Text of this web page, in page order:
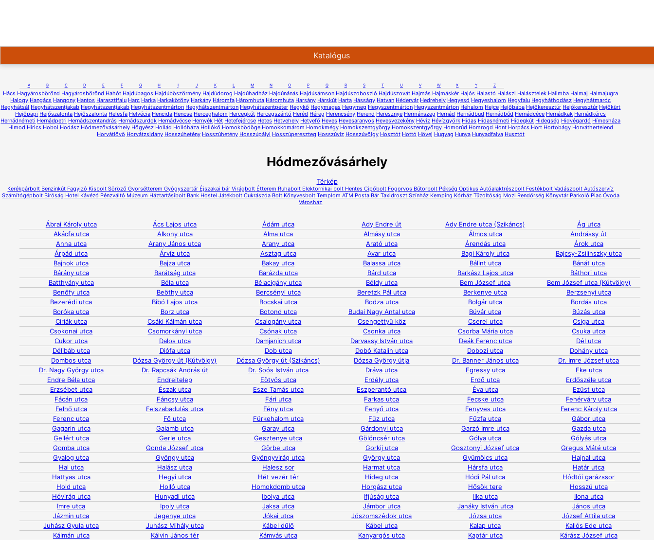
Katalógus
A B C D E F G H I J K L M N O P Q R S T U V W X Y Z
Hács Hagyárosbörönd Hagyárosbörönd Hahót Hajdúbagos Hajdúböszörmény Hajdúdorog Hajdúhadház Hajdúnánás Hajdúsámson Hajdúszoboszló Hajdúszovát Hajmás Hajmáskér Hajós Halastó Halászi Halásztelek Halimba Halmaj Halmajugra
Halogy Hangács Hangony Hantos Harasztifalu Harc Harka Harkakötöny Harkány Háromfa Háromhuta Háromhuta Harsány Hárskút Harta Hásságy Hatvan Hédervár Hedrehely Hegyesd Hegyeshalom Hegyfalu Hegyháthodász Hegyhátmaróc
Hegyhátsál Hegyhátszentjakab Hegyhátszentjakab Hegyhátszentmárton Hegyhátszentmárton Hegyhátszentpéter Hegykő Hegymagas Hegymeg Hegyszentmárton Hegyszentmárton Héhalom Hejce Hejőbába Hejőkeresztúr Hejőkeresztúr Hejőkürt
Hejőpapi Hejőszalonta Hejőszalonta Helesfa Helvécia Hencida Hencse Herceghalom Hercegkút Hercegszántó Heréd Héreg Herencsény Herend Heresznye Hermánszeg Hernád Hernádbüd Hernádbűd Hernádcéce Hernádkak Hernádkércs
Hernádnémeti Hernádpetri Hernádszentandrás Hernádszurdok Hernádvécse Hernyék Hét Hetefejércse Hetes Hetvehely Hetyefő Heves Hevesaranyos Hevesvezekény Hévíz Hévízgyörk Hidas Hidasnémeti Hidegkút Hidegség Hidvégardó Hímesháza
Himod Hirics Hobol Hodász Hódmezővásárhely Hőgyész Hollád Hollóháza Hollókő Homokbödöge Homokkomárom Homokmégy Homokszentgyörgy Homokszentgyörgy Homorúd Homrogd Hont Horpács Hort Hortobágy Horváthertelend
Horvátlövő Horvátzsidány Hosszúhetény Hosszúhetény Hosszúpályi Hosszúpereszteg Hosszúvíz Hosszúvölgy Hosztót Hottó Hövej Hugyag Hunya Hunyadfalva Husztót
Hódmezővásárhely
Térkép
Kerékpárbolt Benzinkút Fagyizó Kisbolt Söröző Gyorsétterem Gyógyszertár Éjszakai bár Virágbolt Étterem Ruhabolt Elektornikai bolt Hentes Cipőbolt Fogorvos Bútorbolt Pékség Optikus Autóalaktrészbolt Festékbolt Vadászbolt Autószervíz
SzámítógépboltBíróság Hotel Kávézó Pénzváltó Múzeum HáztartásiboltBankHostel JátékboltCukrászdaBoltKönyvesboltTemplom ATM PostaBárTaxidrosztSzínházKemping KórházTűzoltóság Mozi Rendőrség KönyvtárParkoló PiacÓvoda
Városház
Ábrai Károly utca Ács Lajos utca Ádám utca Ady Endre út Ady Endre utca (Szikáncs)
Ág utca
Akácfa utca
Alkony utca Alma utca Almásy utca Álmos utca
Andrássy út
Anna utca
Arany János utca Arany utca Arató utca Árendás utca
Árok utca
Árpád utca
Árvíz utca Asztag utca Avar utca Bagi Károly utca
Bajcsy-Zsilinszky utca
Bajnok utca
Bajza utca Bakay utca Balassa utca Bálint utca
Bánát utca
Bárány utca
Barátság utca Barázda utca Bárd utca Barkász Lajos utca
Báthori utca
Batthyány utca
Béla utca Bélacigány utca Béldy utca Bem József utca
Bem József utca (Kútvölgy)
Benőfy utca
Beöthy utca Bercsényi utca Beretzk Pál utca Berkenye utca
Berzsenyi utca
Bezerédi utca
Bibó Lajos utca Bocskai utca Bodza utca Bolgár utca
Bordás utca
Boróka utca
Borz utca Botond utca Budai Nagy Antal utca Búvár utca
Búzás utca
Ciriák utca
Csáki Kálmán utca Csalogány utca Csengettyű köz Cserei utca
Csiga utca
Csokonai utca
Csomorkányi utca Csónak utca Csonka utca Csorba Mária utca
Csuka utca
Cukor utca
Dalos utca Damjanich utca Darvassy István utca Deák Ferenc utca
Dél utca
Délibáb utca
Diófa utca Dob utca Dobó Katalin utca Dobozi utca
Dohány utca
Dombos utca
Dózsa György út (Kútvölgy) Dózsa György út (Szikáncs) Dózsa György útja Dr. Banner János utca
Dr. Imre József utca
Dr. Nagy György utca
Dr. Rapcsák András út Dr. Soós István utca Dráva utca Egressy utca
Eke utca
Endre Béla utca
Endreitelep Eötvös utca Erdély utca Erdő utca
Erdőszéle utca
Erzsébet utca
Észak utca Esze Tamás utca Eszperantó utca Éva utca
Ezüst utca
Fácán utca
Fáncsy utca Fári utca Farkas utca Fecske utca
Fehérváry utca
Felhő utca
Felszabadulás utca Fény utca Fenyő utca Fenyves utca
Ferenc Károly utca
Ferenc utca
Fő utca Fürkehalom utca Fűz utca Fűzfa utca
Gábor utca
Gagarin utca
Galamb utca Garay utca Gárdonyi utca Garzó Imre utca
Gazda utca
Gellért utca
Gerle utca Gesztenye utca Gölöncsér utca Gólya utca
Gólyás utca
Gomba utca
Gonda József utca Görbe utca Gorkij utca Gosztonyi József utca
Gregus Máté utca
Gyalog utca
Gyöngy utca Gyöngyvirág utca György utca Gyümölcs utca
Hajnal utca
Hal utca
Halász utca Halesz sor Harmat utca Hársfa utca
Határ utca
Hattyas utca
Hegyi utca Hét vezér tér Hideg utca Hódi Pál utca
Hódtói garázssor
Hold utca
Holló utca Homokdomb utca Horgász utca Hősök tere
Hosszú utca
Hóvirág utca
Hunyadi utca Ibolya utca Ifjúság utca Ilka utca
Ilona utca
Imre utca
Ipoly utca Jaksa utca Jámbor utca Janáky István utca
János utca
Jázmin utca
Jegenye utca Jókai utca Jószomszédok utca Józsa utca
József Attila utca
Juhász Gyula utca
Juhász Mihály utca Kábel dűlő Kábel utca Kalap utca
Kallós Ede utca
Kálmán utca
Kálvin János tér Kámvás utca Kanyargós utca Kaptár utca
Kárász József utca